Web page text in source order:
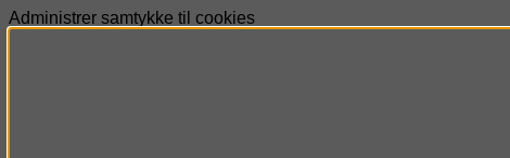
Administrer samtykke til cookies